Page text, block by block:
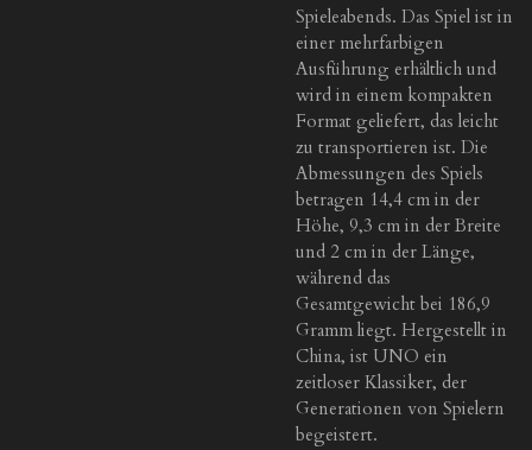
Spieleabends. Das Spiel ist in
einer mehrfarbigen
Ausführung erhältlich und
wird in einem kompakten
Format geliefert, das leicht
zu transportieren ist. Die
Abmessungen des Spiels
betragen 14,4 cm in der
Höhe, 9,3 cm in der Breite
und 2 cm in der Länge,
während das
Gesamtgewicht bei 186,9
Gramm liegt. Hergestellt in
China, ist UNO ein
zeitloser Klassiker, der
Generationen von Spielern
begeistert.